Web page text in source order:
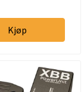
Kjøp